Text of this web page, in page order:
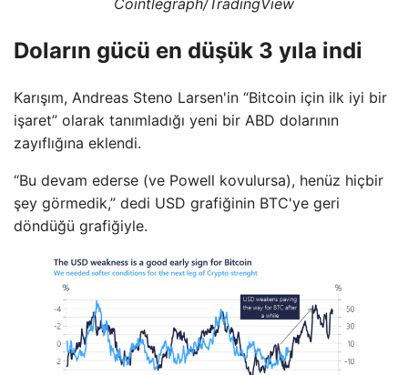
Cointlegraph/TradingView
Doların gücü en düşük 3 yıla indi
Karışım, Andreas Steno Larsen'in “Bitcoin için ilk iyi bir
işaret” olarak tanımladığı yeni bir ABD dolarının
zayıflığına eklendi.
“Bu devam ederse (ve Powell kovulursa), henüz hiçbir
şey görmedik,” dedi USD grafiğinin BTC'ye geri
döndüğü grafiğiyle.